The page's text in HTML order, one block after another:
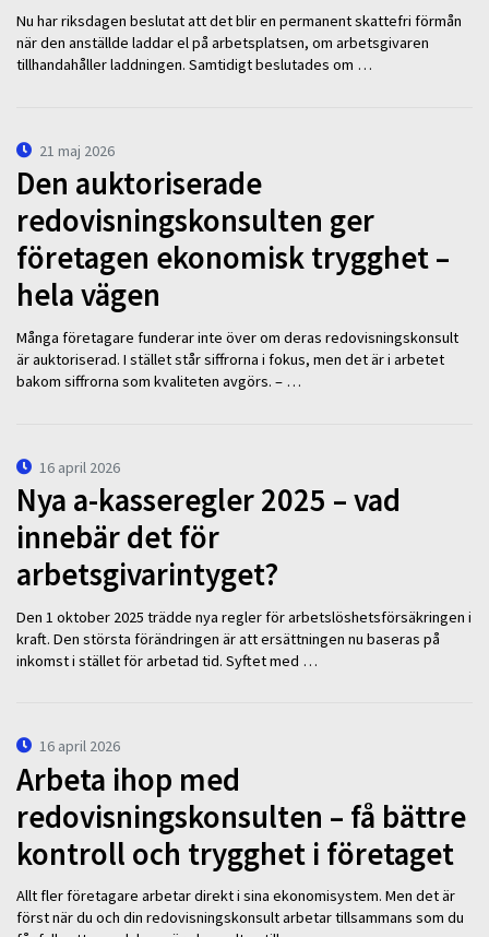
Nu har riksdagen beslutat att det blir en permanent skattefri förmån
när den anställde laddar el på arbetsplatsen, om arbetsgivaren
tillhandahåller laddningen. Samtidigt beslutades om …
21 maj 2026
Den auktoriserade
redovisningskonsulten ger
företagen ekonomisk trygghet –
hela vägen
Många företagare funderar inte över om deras redovisningskonsult
är auktoriserad. I stället står siffrorna i fokus, men det är i arbetet
bakom siffrorna som kvaliteten avgörs. – …
16 april 2026
Nya a-kasseregler 2025 – vad
innebär det för
arbetsgivarintyget?
Den 1 oktober 2025 trädde nya regler för arbetslöshetsförsäkringen i
kraft. Den största förändringen är att ersättningen nu baseras på
inkomst i stället för arbetad tid. Syftet med …
16 april 2026
Arbeta ihop med
redovisningskonsulten – få bättre
kontroll och trygghet i företaget
Allt fler företagare arbetar direkt i sina ekonomisystem. Men det är
först när du och din redovisningskonsult arbetar tillsammans som du